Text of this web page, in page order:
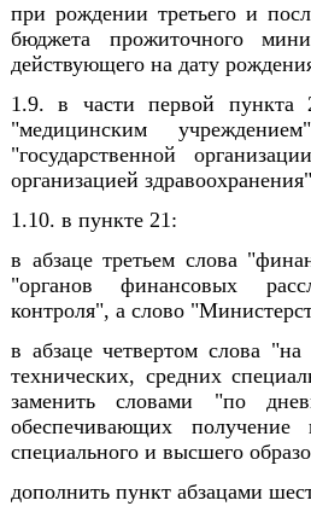
при рождении третьего и
бюджета прожиточного
действующего на дату
1.9. в части первой пункта
"медицинским
"государственной
организацией
1.10. в пункте 21:
в абзаце третьем слова
"органов финансовых
контроля", а слово
в абзаце четвертом слова
технических, средних
заменить словами "по
обеспечивающих получение
специального и высшего
дополнить пункт абзацами